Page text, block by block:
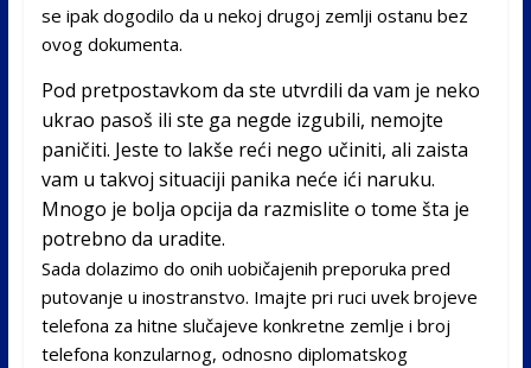
se ipak dogodilo da u nekoj drugoj zemlji ostanu bez
ovog dokumenta.
Pod pretpostavkom da ste utvrdili da vam je neko
ukrao pasoš ili ste ga negde izgubili, nemojte
paničiti. Jeste to lakše reći nego učiniti, ali zaista
vam u takvoj situaciji panika neće ići naruku.
Mnogo je bolja opcija da razmislite o tome šta je
potrebno da uradite.
Sada dolazimo do onih uobičajenih preporuka pred
putovanje u inostranstvo. Imajte pri ruci uvek brojeve
telefona za hitne slučajeve konkretne zemlje i broj
telefona konzularnog, odnosno diplomatskog